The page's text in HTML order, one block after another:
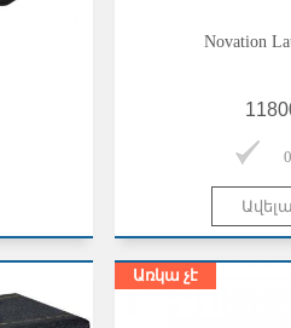
Novation
0
Առկա չէ